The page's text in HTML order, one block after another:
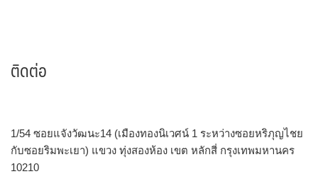
ติดต่อ
1/54 ซอยแจังวัฒนะ14 (เมืองทองนิเวศน์ 1 ระหว่างซอยหริภุญไชย
กับซอยริมพะเยา) แขวง ทุ่งสองห้อง เขต หลักสี่ กรุงเทพมหานคร
10210